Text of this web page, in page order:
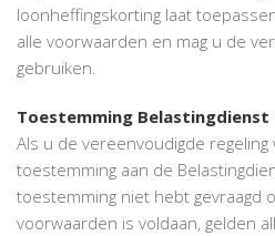
loonheffingskorting laat
alle voorwaarden en mag u de
gebruiken.
Toestemming Belastingdienst
Als u de vereenvoudigde
toestemming aan de
toestemming niet hebt gevraagd
voorwaarden is voldaan, gelden